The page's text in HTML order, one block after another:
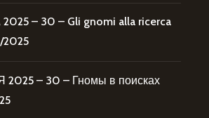
2025 – 30 – Gli gnomi alla ricerca
2025
– 30 – Гномы в поисках